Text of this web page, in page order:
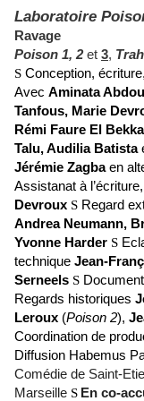
Laboratoire
Ravage
Poison 1, 2et 3,
S Conception,
Avec Aminata
Tanfous, Marie
Rémi Faure El
Talu, Audilia Batista
Jérémie Zagbaen
Assistanat à
Devroux S Regard
Andrea Neumann,
Yvonne Harder S
technique Jean-
Serneels S
Regards historiques
Leroux (Poison 2),
Coordination de
Diffusion Habemus
Comédie de Saint-
Marseille S En co-